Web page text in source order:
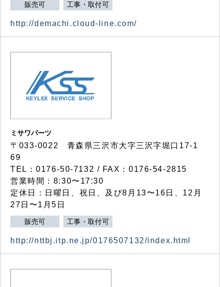
販売可 工事・取付可
http://demachi.cloud-line.com/
ミサワパーツ
〒033-0022 青森県三沢市大字三沢字堀口17-1
69
TEL：0176-50-7132 / FAX：0176-54-2815
営業時間：8:30〜17:30
定休日：日曜日、祝日、及び8月13〜16日、12月
27日〜1月5日
販売可 工事・取付可
http://nttbj.itp.ne.jp/0176507132/index.html